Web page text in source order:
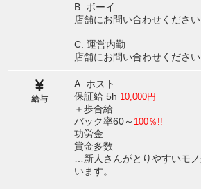
B. ボーイ
店舗にお問い合わせください
C. 運営内勤
店舗にお問い合わせください
給与
A. ホスト
保証給 5h 10,000円
＋歩合給
バック率60～ 100％!!
功労金
賞金多数
…新人さんがとりやすいモ
います。